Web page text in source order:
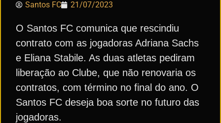
Santos FC 21/07/2023
O Santos FC comunica que rescindiu
contrato com as jogadoras Adriana Sachs
e Eliana Stabile. As duas atletas pediram
liberação ao Clube, que não renovaria os
contratos, com término no final do ano. O
Santos FC deseja boa sorte no futuro das
jogadoras.